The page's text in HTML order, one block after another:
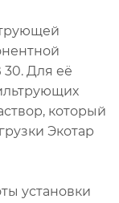
Для её
который
Экотар
установки